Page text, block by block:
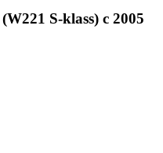
S-klass) с 2005